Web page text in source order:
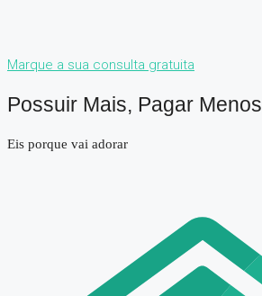
Marque a sua consulta gratuita
Possuir Mais, Pagar Menos
Eis porque vai adorar